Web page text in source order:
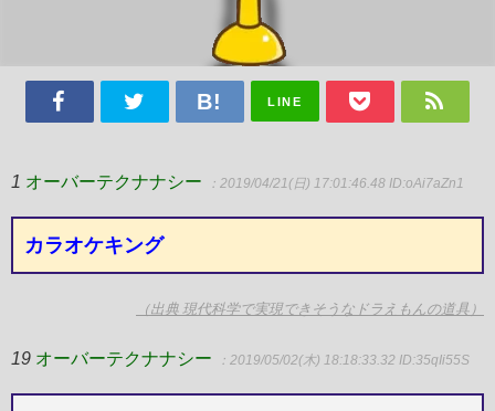
LINE
1 オーバーテクナナシー ：2019/04/21(日) 17:01:46.48 ID:oAi7aZn1
カラオケキング
（出典 現代科学で実現できそうなドラえもんの道具）
19 オーバーテクナナシー ：2019/05/02(木) 18:18:33.32 ID:35qIi55S